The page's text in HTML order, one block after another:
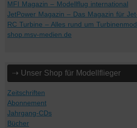
MFI Magazin – Modellflug international
JetPower Magazin – Das Magazin für
RC Turbine – Alles rund um
shop.msv-medien.de
⇢ Unser Shop für Modellflieger
Zeitschriften
Abonnement
Jahrgang-CDs
Bücher